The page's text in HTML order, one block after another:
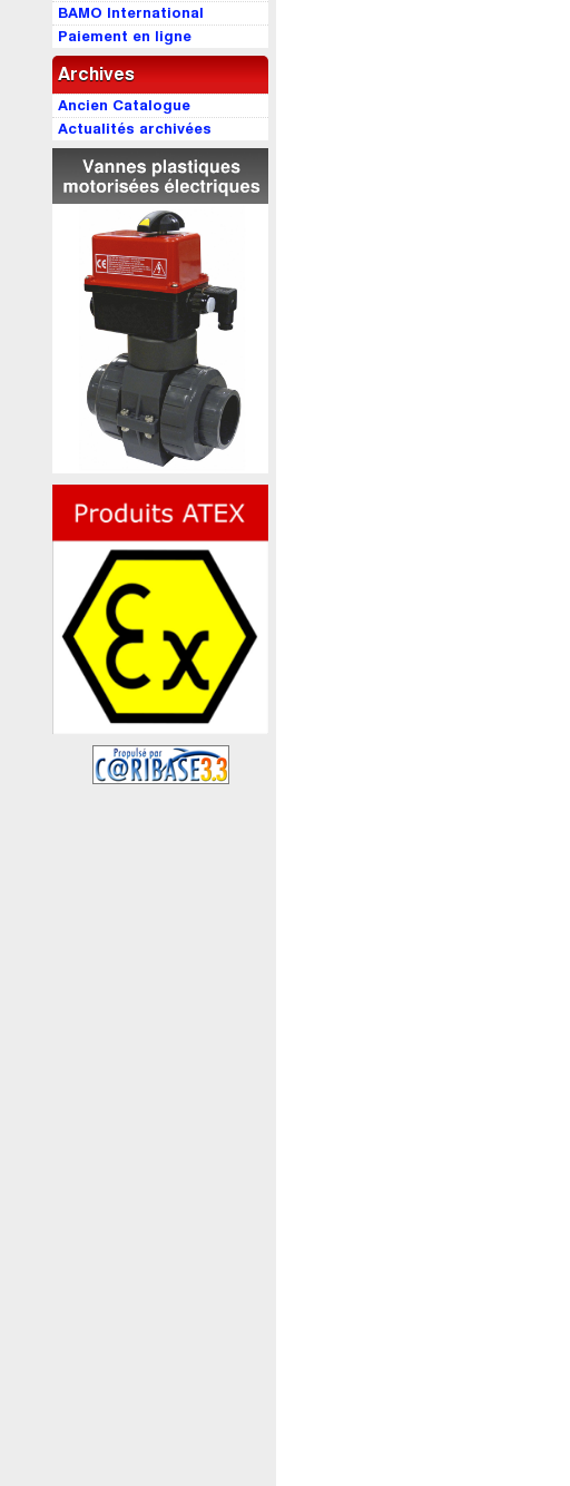
BAMO International
Paiement en ligne
Archives
Ancien Catalogue
Actualités archivées